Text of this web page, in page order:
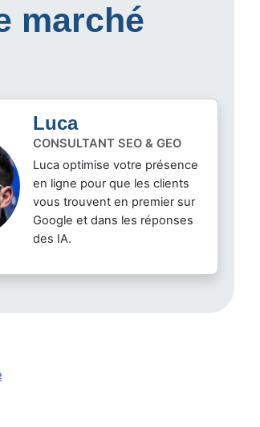
marché
Luca
CONSULTANT SEO & GEO
Luca optimise votre présence
en ligne pour que les clients
vous trouvent en premier sur
Google et dans les réponses
des IA.